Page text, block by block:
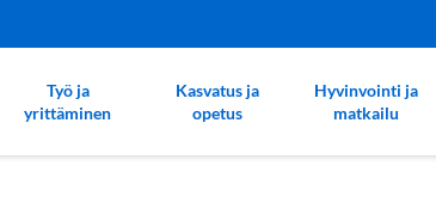
Työ ja
yrittäminen
Kasvatus ja
opetus
Hyvinvointi ja
matkailu